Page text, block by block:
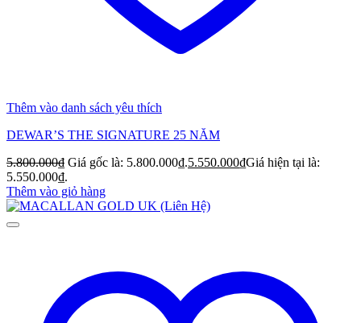
Thêm vào danh sách yêu thích
DEWAR’S THE SIGNATURE 25 NĂM
5.800.000₫ Giá gốc là: 5.800.000₫.5.550.000₫Giá hiện tại là:
5.550.000₫.
Thêm vào giỏ hàng